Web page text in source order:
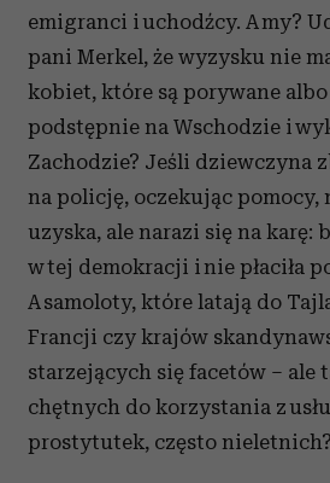
emigranci i uchodźcy. A my?
pani Merkel, że wyzysku nie
kobiet, które są porywane
podstępnie na Wschodzie i
Zachodzie? Jeśli dziewczyna
na policję, oczekując
uzyska, ale narazi się na karę:
w tej demokracji i nie płaciła
A samoloty, które latają do
Francji czy krajów
starzejących się facetów – ale
chętnych do korzystania z
prostytutek, często nieletnich?